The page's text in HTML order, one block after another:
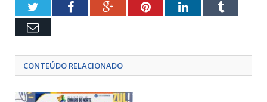
TwitterFacebookGoogle+PinterestLinkedInTumblr
Email
CONTEÚDO RELACIONADO